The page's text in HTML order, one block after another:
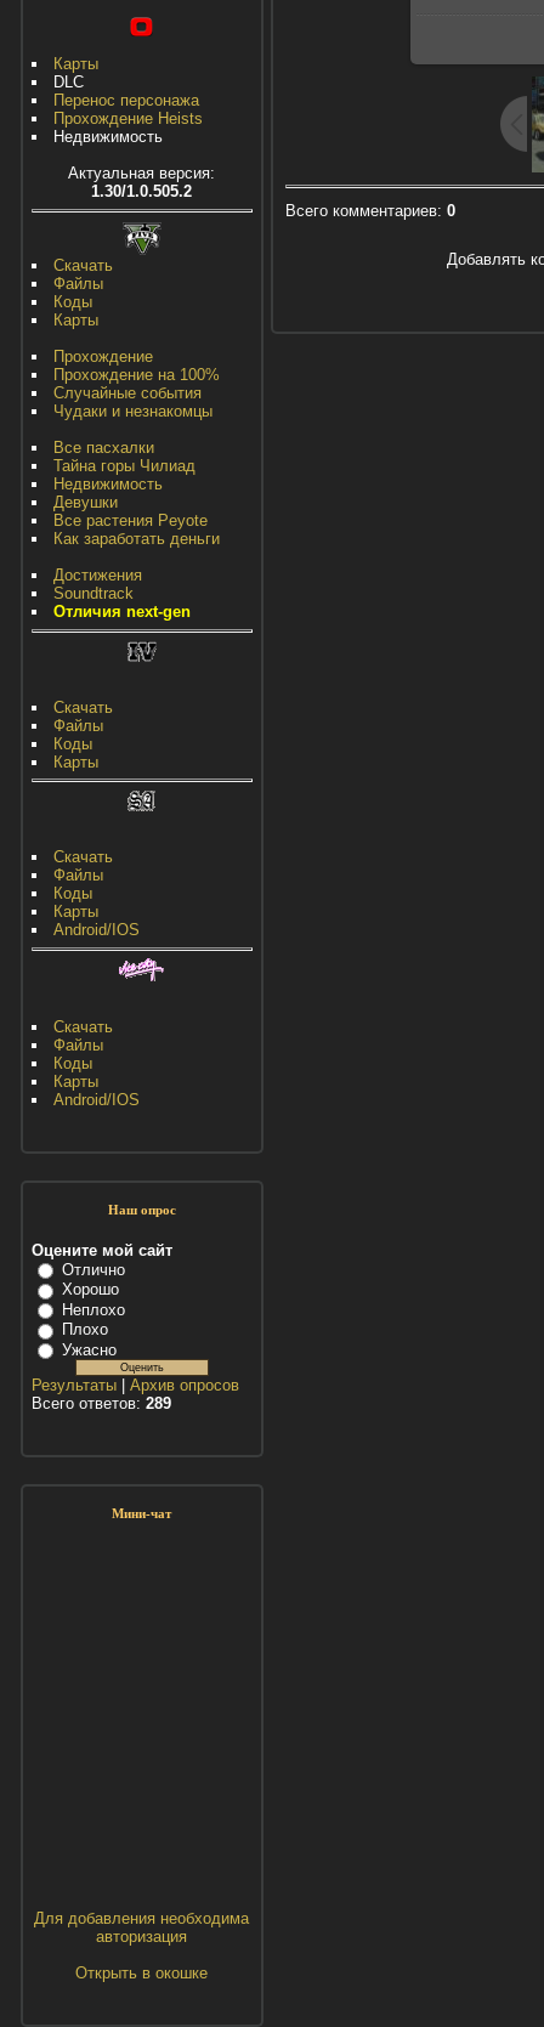
Карты
DLC
Перенос персонажа
Прохождение Heists
Недвижимость
Актуальная версия:
1.30/1.0.505.2
Скачать
Файлы
Коды
Карты
Прохождение
Прохождение на 100%
Случайные события
Чудаки и незнакомцы
Все пасхалки
Тайна горы Чилиад
Недвижимость
Девушки
Все растения Peyote
Как заработать деньги
Достижения
Soundtrack
Отличия next-gen
Скачать
Файлы
Коды
Карты
Скачать
Файлы
Коды
Карты
Android/IOS
Скачать
Файлы
Коды
Карты
Android/IOS
Наш опрос
Оцените мой сайт
Отлично
Хорошо
Неплохо
Плохо
Ужасно
Результаты| Архив опросов
Всего ответов: 289
Мини-чат
Для добавления необходима
авторизация
Открыть в окошке
Всего комментариев: 0
Добавлять